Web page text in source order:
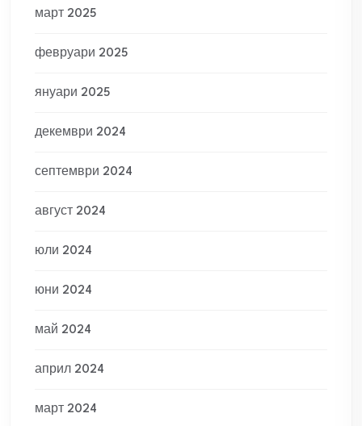
март 2025
февруари 2025
януари 2025
декември 2024
септември 2024
август 2024
юли 2024
юни 2024
май 2024
април 2024
март 2024